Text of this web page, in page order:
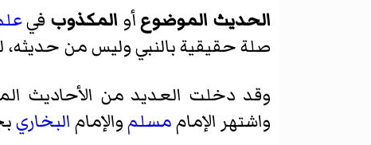
الحديث الموضوعأو المكذوب في
صلة حقيقية بالنبي وليس من حديثه،
وقد دخلت العديد من الأحاديث
واشتهر الإماممسلموالإمام البخاري